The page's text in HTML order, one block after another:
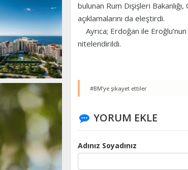
bulunan Rum Dışişleri
açıklamalarını da eleştirdi.
Ayrıca; Erdoğan ile
nitelendirildi.
#BM’ye şikayet ettiler
YORUM EKLE
Adınız Soyadınız